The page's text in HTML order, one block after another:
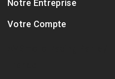
Notre Entreprise
Votre Compte